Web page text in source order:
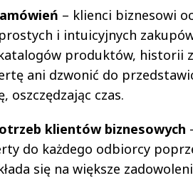
– klienci biznesowi
i intuicyjnych
produktów, historii
ani dzwonić do
oszczędzając czas.
klientów biznesowych
do każdego odbiorcy
się na większe